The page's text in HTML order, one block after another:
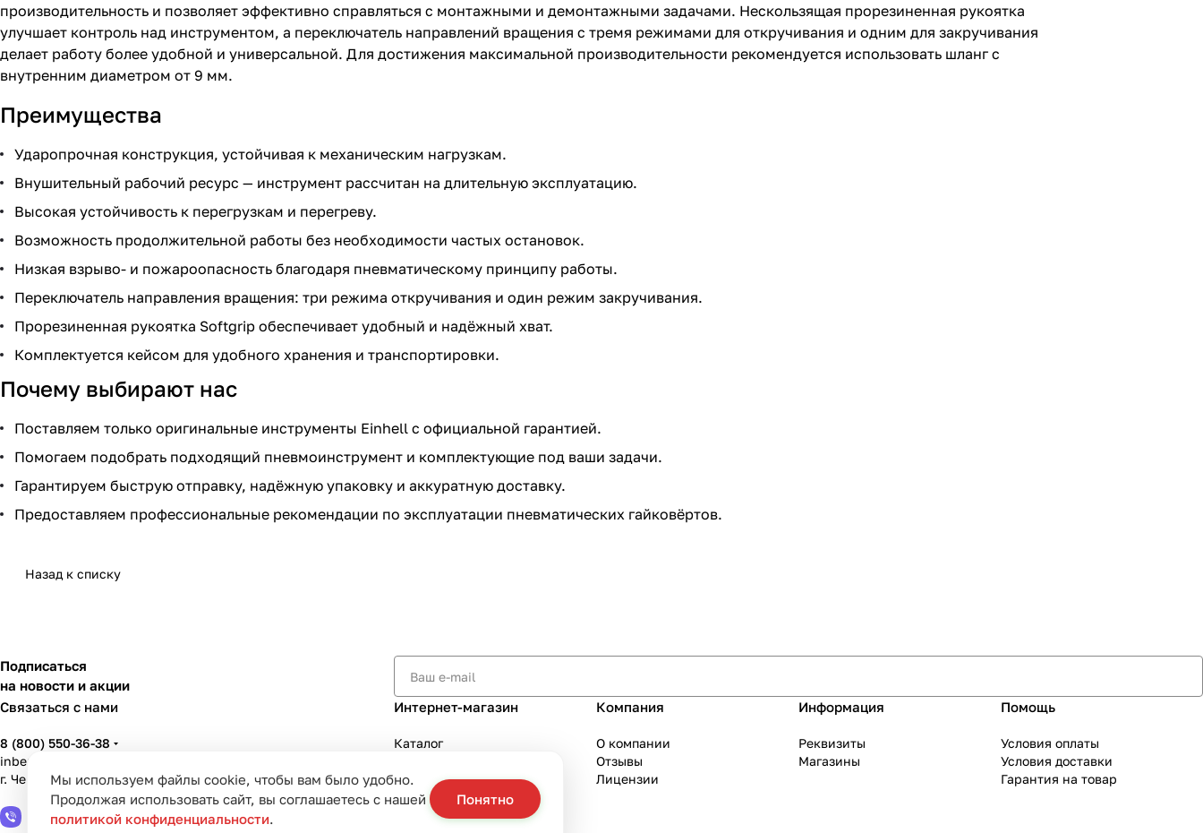
Мы используем файлы cookie, чтобы вам было удобно.
Продолжая использовать сайт, вы соглашаетесь с нашей
политикой конфиденциальности.
Понятно
производительность и позволяет эффективно справляться с монтажными и демонтажными задачами. Нескользящая прорезиненная рукоятка
улучшает контроль над инструментом, а переключатель направлений вращения с тремя режимами для откручивания и одним для закручивания
делает работу более удобной и универсальной. Для достижения максимальной производительности рекомендуется использовать шланг с
внутренним диаметром от 9 мм.
Преимущества
Ударопрочная конструкция, устойчивая к механическим нагрузкам.
Внушительный рабочий ресурс — инструмент рассчитан на длительную эксплуатацию.
Высокая устойчивость к перегрузкам и перегреву.
Возможность продолжительной работы без необходимости частых остановок.
Низкая взрыво- и пожароопасность благодаря пневматическому принципу работы.
Переключатель направления вращения: три режима откручивания и один режим закручивания.
Прорезиненная рукоятка Softgrip обеспечивает удобный и надёжный хват.
Комплектуется кейсом для удобного хранения и транспортировки.
Почему выбирают нас
Поставляем только оригинальные инструменты Einhell с официальной гарантией.
Помогаем подобрать подходящий пневмоинструмент и комплектующие под ваши задачи.
Гарантируем быструю отправку, надёжную упаковку и аккуратную доставку.
Предоставляем профессиональные рекомендации по эксплуатации пневматических гайковёртов.
Назад к списку
Подписаться
на новости и акции
Связаться с нами
8 (800) 550-36-38
inbenzo35@list.ru
г. Череповец, ул. Вологодская, д. 50А
Интернет-магазин
Каталог
Бренды
Услуги
Компания
О компании
Отзывы
Лицензии
Информация
Реквизиты
Магазины
Помощь
Условия оплаты
Условия доставки
Гарантия на товар